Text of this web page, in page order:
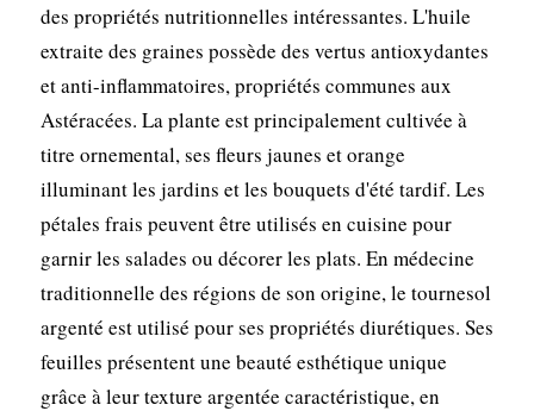
des propriétés nutritionnelles intéressantes. L'huile
extraite des graines possède des vertus antioxydantes
et anti-inflammatoires, propriétés communes aux
Astéracées. La plante est principalement cultivée à
titre ornemental, ses fleurs jaunes et orange
illuminant les jardins et les bouquets d'été tardif. Les
pétales frais peuvent être utilisés en cuisine pour
garnir les salades ou décorer les plats. En médecine
traditionnelle des régions de son origine, le tournesol
argenté est utilisé pour ses propriétés diurétiques. Ses
feuilles présentent une beauté esthétique unique
grâce à leur texture argentée caractéristique, en